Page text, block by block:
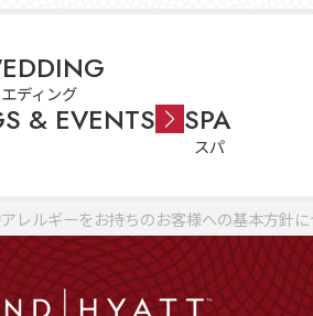
ディング
& EVENTS SPA
スパ
レルギーをお持ちのお客様への基本方針